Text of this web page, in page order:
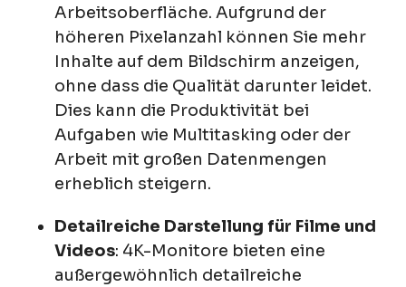
Arbeitsoberfläche. Aufgrund der
höheren Pixelanzahl können Sie mehr
Inhalte auf dem Bildschirm anzeigen,
ohne dass die Qualität darunter leidet.
Dies kann die Produktivität bei
Aufgaben wie Multitasking oder der
Arbeit mit großen Datenmengen
erheblich steigern.
Detailreiche Darstellung für Filme und
Videos: 4K-Monitore bieten eine
außergewöhnlich detailreiche